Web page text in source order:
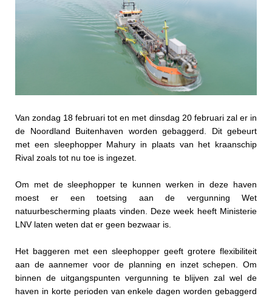
Van zondag 18 februari tot en met dinsdag 20 februari zal er in
de Noordland Buitenhaven worden gebaggerd. Dit gebeurt
met een sleephopper Mahury in plaats van het kraanschip
Rival zoals tot nu toe is ingezet.
Om met de sleephopper te kunnen werken in deze haven
moest er een toetsing aan de vergunning Wet
natuurbescherming plaats vinden. Deze week heeft Ministerie
LNV laten weten dat er geen bezwaar is.
Het baggeren met een sleephopper geeft grotere flexibiliteit
aan de aannemer voor de planning en inzet schepen. Om
binnen de uitgangspunten vergunning te blijven zal wel de
haven in korte perioden van enkele dagen worden gebaggerd